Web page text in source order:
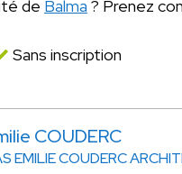
de Balma ? Prenez
Sans inscription
COUDERC
EMILIE COUDERC